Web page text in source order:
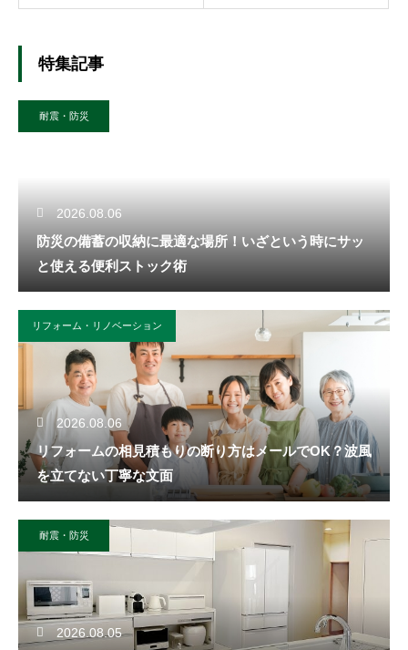
特集記事
耐震・防災
2026.08.06
防災の備蓄の収納に最適な場所！いざという時にサッ
と使える便利ストック術
リフォーム・リノベーション
2026.08.06
リフォームの相見積もりの断り方はメールでOK？波風
を立てない丁寧な文面
耐震・防災
2026.08.05